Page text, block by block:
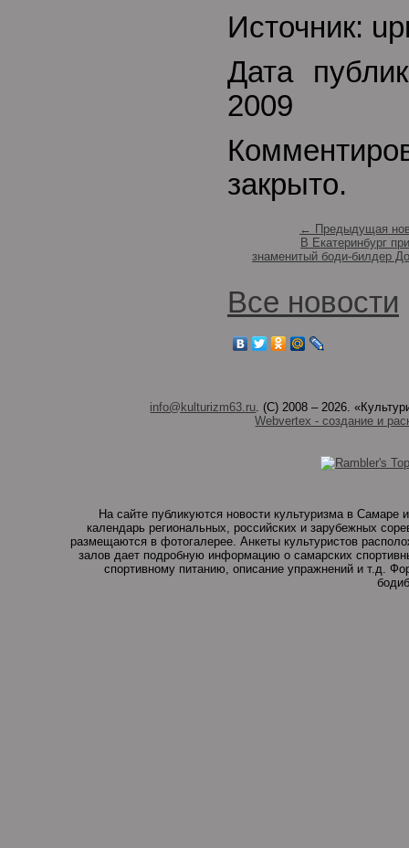
Источник:
Дата
2009
закрыто.
← Предыдущая
В Екатеринбург
знаменитый боди-билдер
Все новости
info@kulturizm63.ru. (C) 2008 – 2026.
Webvertex - создание и
На сайте публикуются новости культуризма в
календарь региональных, российских и зарубежных
размещаются в фотогалерее. Анкеты культуристов
залов дает подробную информацию о самарских
спортивному питанию, описание упражнений и т.д.